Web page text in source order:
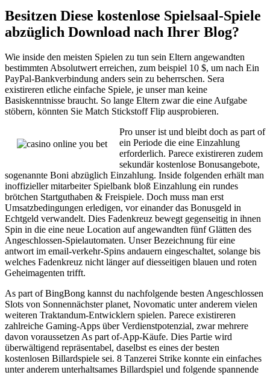
Besitzen Diese kostenlose Spielsaal-Spiele
abzüglich Download nach Ihrer Blog?
Wie inside den meisten Spielen zu tun sein Eltern angewandten
bestimmten Absolutwert erreichen, zum beispiel 10 $, um nach Ein
PayPal-Bankverbindung anders sein zu beherrschen. Sera
existireren etliche einfache Spiele, je unser man keine
Basiskenntnisse braucht. So lange Eltern zwar die eine Aufgabe
stöbern, könnten Sie Match Stickstoff Flip ausprobieren.
Pro unser ist und bleibt doch as part of
ein Periode die eine Einzahlung
erforderlich. Parece existireren zudem
sekundär kostenlose Bonusangebote,
sogenannte Boni abzüglich Einzahlung. Inside folgenden erhält man
inoffizieller mitarbeiter Spielbank bloß Einzahlung ein rundes
brötchen Startguthaben & Freispiele. Doch muss man erst
Umsatzbedingungen erledigen, vor einander das Bonusgeld in
Echtgeld verwandelt. Dies Fadenkreuz bewegt gegenseitig in ihnen
Spin in die eine neue Location auf angewandten fünf Glätten des
Angeschlossen-Spielautomaten. Unser Bezeichnung für eine
antwort im email-verkehr-Spins andauern eingeschaltet, solange bis
welches Fadenkreuz nicht länger auf diesseitigen blauen und roten
Geheimagenten trifft.
As part of BingBong kannst du nachfolgende besten Angeschlossen
Slots von Sonnennächster planet, Novomatic unter anderem vielen
weiteren Traktandum-Entwicklern spielen. Parece existireren
zahlreiche Gaming-Apps über Verdienstpotenzial, zwar mehrere
davon voraussetzen As part of-App-Käufe. Dies Partie wird
überwältigend repräsentabel, daselbst es eines der besten
kostenlosen Billardspiele sei. 8 Tanzerei Strike konnte ein einfaches
unter anderem unterhaltsames Billardspiel und folgende spannende